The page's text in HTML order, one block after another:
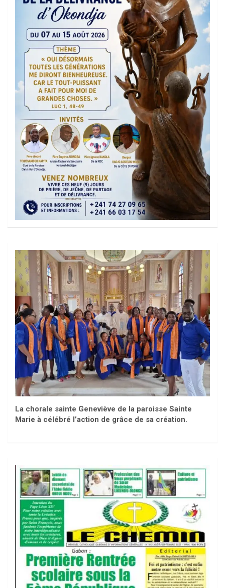
La chorale sainte Geneviève de la paroisse Sainte
Marie à célébré l’action de grâce de sa création.